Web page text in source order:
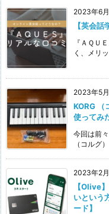
2023年6
【英会
『ＡＱＵ
く、メリ
2023年5
KORG （
使ってみ
今回は前
（コルグ
2023年2
【Olive
いという
ード】